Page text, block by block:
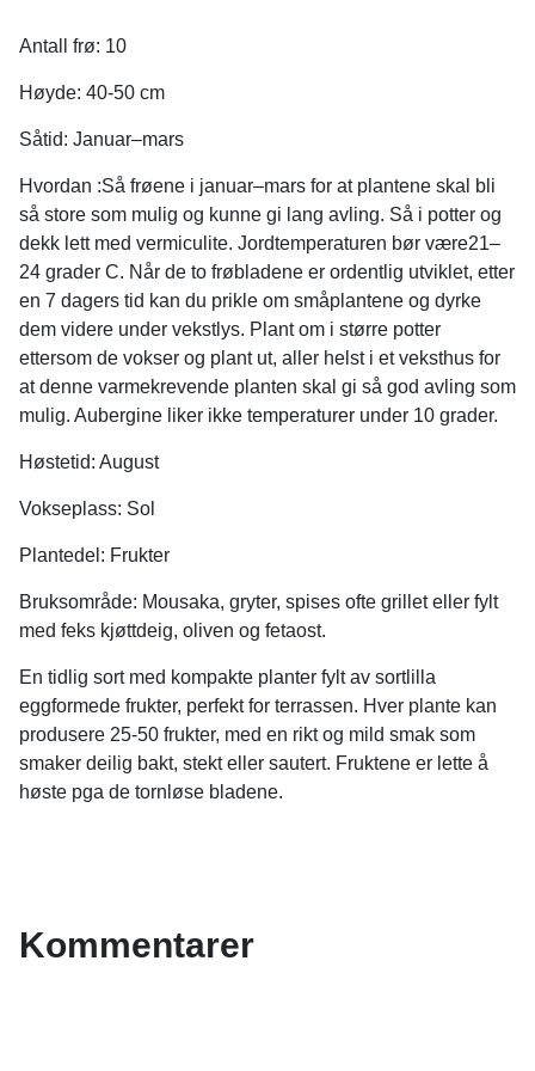
Antall frø: 10
Høyde: 40-50 cm
Såtid: Januar–mars
Hvordan :Så frøene i januar–mars for at plantene skal bli
så store som mulig og kunne gi lang avling. Så i potter og
dekk lett med vermiculite. Jordtemperaturen bør være21–
24 grader C. Når de to frøbladene er ordentlig utviklet, etter
en 7 dagers tid kan du prikle om småplantene og dyrke
dem videre under vekstlys. Plant om i større potter
ettersom de vokser og plant ut, aller helst i et veksthus for
at denne varmekrevende planten skal gi så god avling som
mulig. Aubergine liker ikke temperaturer under 10 grader.
Høstetid: August
Vokseplass: Sol
Plantedel: Frukter
Bruksområde: Mousaka, gryter, spises ofte grillet eller fylt
med feks kjøttdeig, oliven og fetaost.
En tidlig sort med kompakte planter fylt av sortlilla
eggformede frukter, perfekt for terrassen. Hver plante kan
produsere 25-50 frukter, med en rikt og mild smak som
smaker deilig bakt, stekt eller sautert. Fruktene er lette å
høste pga de tornløse bladene.
Kommentarer